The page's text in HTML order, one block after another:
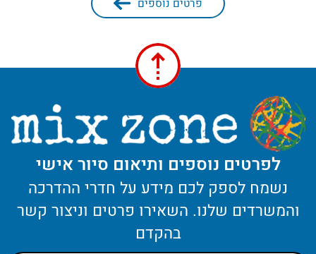
פרטים נוספים
לפרטים נוספים ותיאום סיור אישי
נשמח לספק לכם מידע על חדרי ההדרכה
והמשרדים שלנו. השאירו פרטים וניצור קשר
בהקדם